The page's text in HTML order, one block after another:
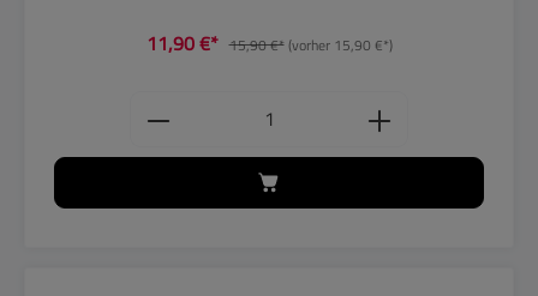
11,90 €* 15,90 €*(vorher 15,90 €*)
Produkt Anzahl: Gib den